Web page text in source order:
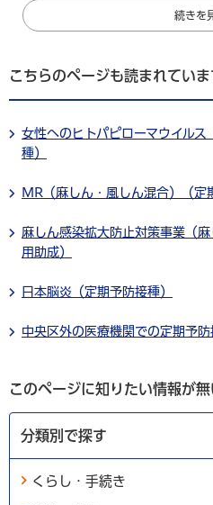
続きを
こちらのページも読まれていま
女性へのヒトパピローマウイル
種）
MR（麻しん・風しん混合）（定
麻しん感染拡大防止対策事業（
用助成）
日本脳炎（定期予防接種）
中央区外の医療機関での定期予
このページに知りたい情報が
分類別で探す
くらし・手続き